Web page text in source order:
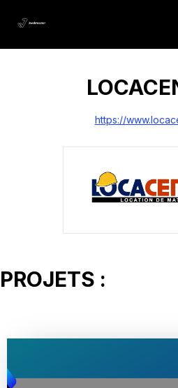
https://
PROJETS :